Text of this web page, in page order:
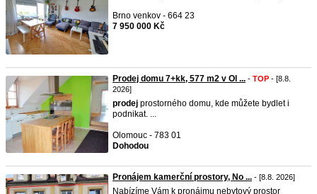
Brno venkov - 664 23
7 950 000 Kč
Prodej domu 7+kk, 577 m2 v Ol ... - TOP - [8.8.
2026]
prodej prostorného domu, kde můžete bydlet i
podnikat. ...
Olomouc - 783 01
Dohodou
Pronájem kamerční prostory, No ... - [8.8. 2026]
Nabízíme Vám k pronájmu nebytový prostor